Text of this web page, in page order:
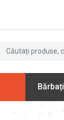
Bărbați